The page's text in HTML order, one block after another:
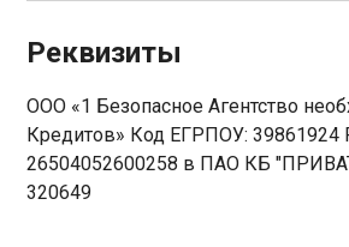
Реквизиты
ООО «1 Безопасное Агентство
Кредитов» Код ЕГРПОУ:
26504052600258 в ПАО КБ
320649